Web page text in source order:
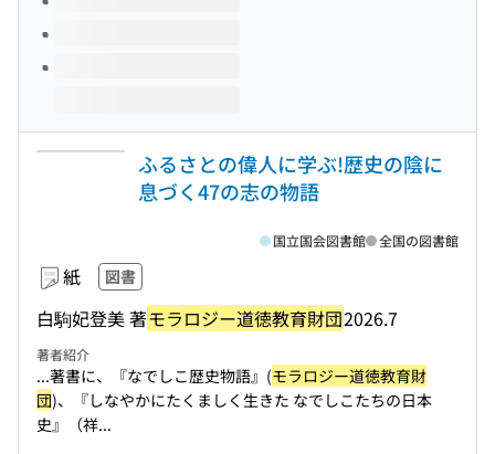
ふるさとの偉人に学ぶ!歴史の陰に
息づく47の志の物語
紙 図書
白駒妃登美 著モラロジー道徳教育財団2026.7
国立国会図書館 全国の図書館
著者紹介
...著書に、『なでしこ歴史物語』(モラロジー道徳教育財
団)、『しなやかにたくましく生きた なでしこたちの日本
史』（祥...